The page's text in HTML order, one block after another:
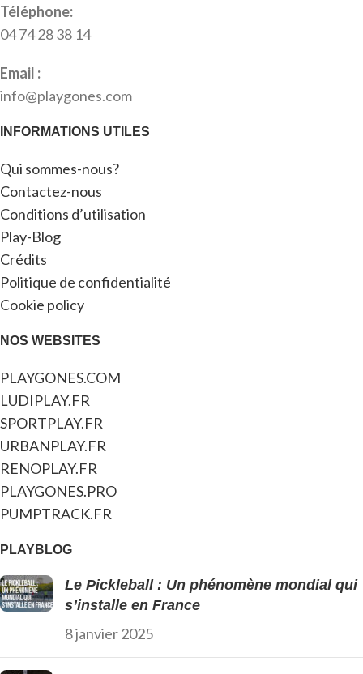
Téléphone:
04 74 28 38 14
Email :
info@playgones.com
INFORMATIONS UTILES
Qui sommes-nous?
Contactez-nous
Conditions d’utilisation
Play-Blog
Crédits
Politique de confidentialité
Cookie policy
NOS WEBSITES
PLAYGONES.COM
LUDIPLAY.FR
SPORTPLAY.FR
URBANPLAY.FR
RENOPLAY.FR
PLAYGONES.PRO
PUMPTRACK.FR
PLAYBLOG
Le Pickleball : Un phénomène mondial qui
s’installe en France
8 janvier 2025